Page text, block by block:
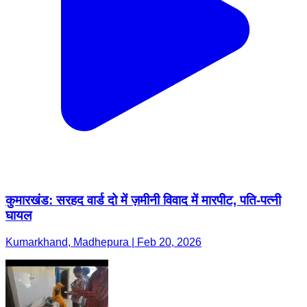
कुमारखंड: सरहद वार्ड दो में ज़मीनी विवाद में मारपीट, पति-पत्नी
घायल
Kumarkhand, Madhepura | Feb 20, 2026